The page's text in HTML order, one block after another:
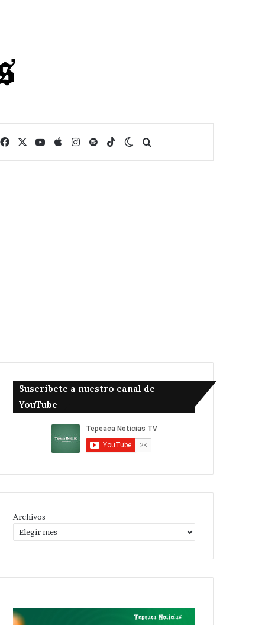
FacebookYouTube
AppleInstagram
SpotifyTikTokSwitch skin
Suscribete a nuestro canal de
YouTube
Archivos